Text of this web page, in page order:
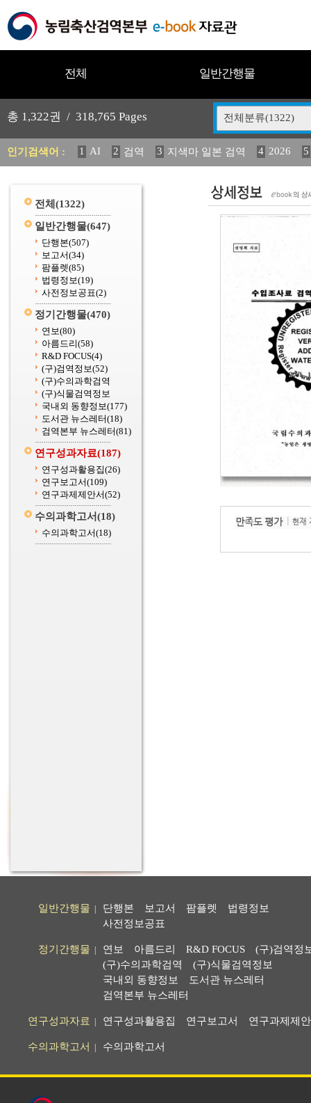
전체 일반간행물
총 1,322권 / 318,765 Pages 전체분류(1322)
인기검색어 : 1 AI 2 검역 3 지색마 일본 검역 4 2026
5
11 2025 12 중독성 식물 도감 13 媛 異 14
전체 (1322)
일반간행물(647)
단행본(507)
보고서(34)
팜플렛(85)
법령정보(19)
사전정보공표(2)
정기간행물(470)
연보(80)
아름드리(58)
R&D FOCUS(4)
(구)검역정보(52)
(구)수의과학검역
(구)식물검역정보
국내외 동향정보(177)
도서관 뉴스레터(18)
검역본부 뉴스레터(81)
연구성과자료(187)
연구성과활용집(26)
연구보고서(109)
연구과제제안서(52)
수의과학고서(18)
수의과학고서(18)
일반간행물 단행본 보고서 팜플렛
법령정보
사전정보공표
정기간행물 연보 아름드리 R&D FOCUS
(구)검역정
(구)수의과학검역
(구)식물검역정보
국내외 동향정보
도서관 뉴스레터
검역본부 뉴스레터
연구성과자료 연구성과활용집 연구보고서 연구과제제
수의과학고서 수의과학고서